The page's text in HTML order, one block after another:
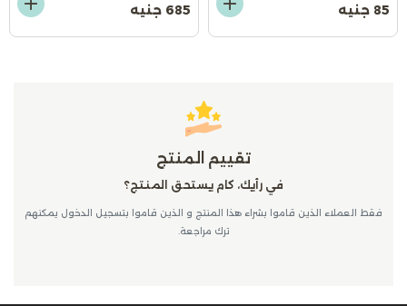
85 جنيه 685 جنيه
تقييم المنتج
في رأيك، كام يستحق المنتج؟
فقط العملاء الذين قاموا بشراء هذا المنتج و الذين قاموا بتسجيل الدخول يمكنهم
ترك مراجعة.